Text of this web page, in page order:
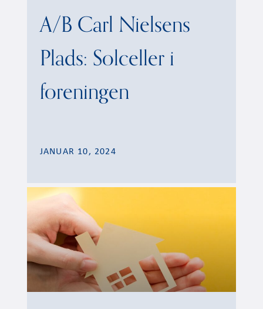
A/B Carl Nielsens
Plads: Solceller i
foreningen
JANUAR 10, 2024